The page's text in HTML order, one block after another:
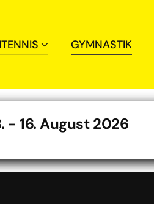
GYMNASTIK
16. August 2026